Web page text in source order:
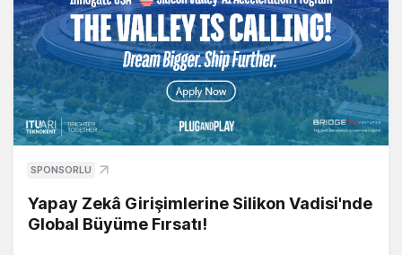
SPONSORLU
Yapay Zekâ Girişimlerine Silikon Vadisi'nde
Global Büyüme Fırsatı!